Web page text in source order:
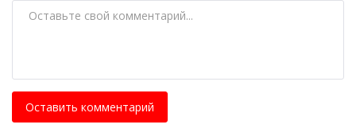
Оставить комментарий